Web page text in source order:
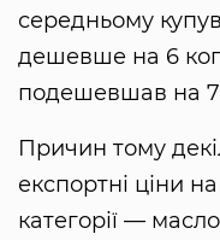
середньому
дешевше на 6
подешевшав на 7
Причин тому
експортні ціни
категорії —